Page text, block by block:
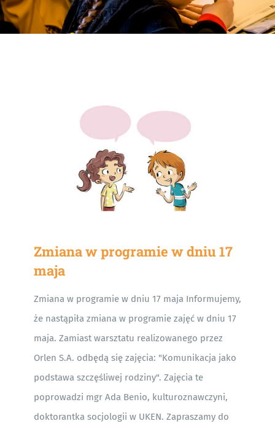
Zmiana w programie w dniu 17
maja
Zmiana w programie w dniu 17 maja Informujemy,
że nastąpiła zmiana w programie zajęć w dniu 17
maja. Zamiast warsztatu realizowanego przez
Orlen S.A. odbędą się zajęcia: "Komunikacja jako
podstawa szczęśliwej rodziny". Zajęcia te
poprowadzi mgr Ada Benio, kulturoznawczyni,
doktorantka socjologii w UKEN. Zapraszamy do